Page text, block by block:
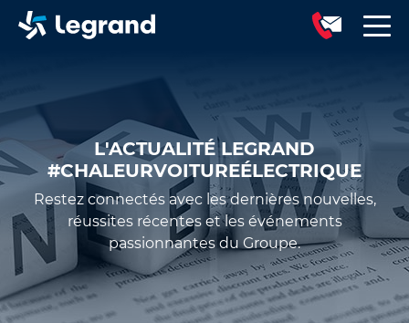
L'ACTUALITÉ LEGRAND
#CHALEURVOITUREÉLECTRIQUE
Restez connectés avec les dernières nouvelles,
réussites récentes et les événements
passionnantes du Groupe.